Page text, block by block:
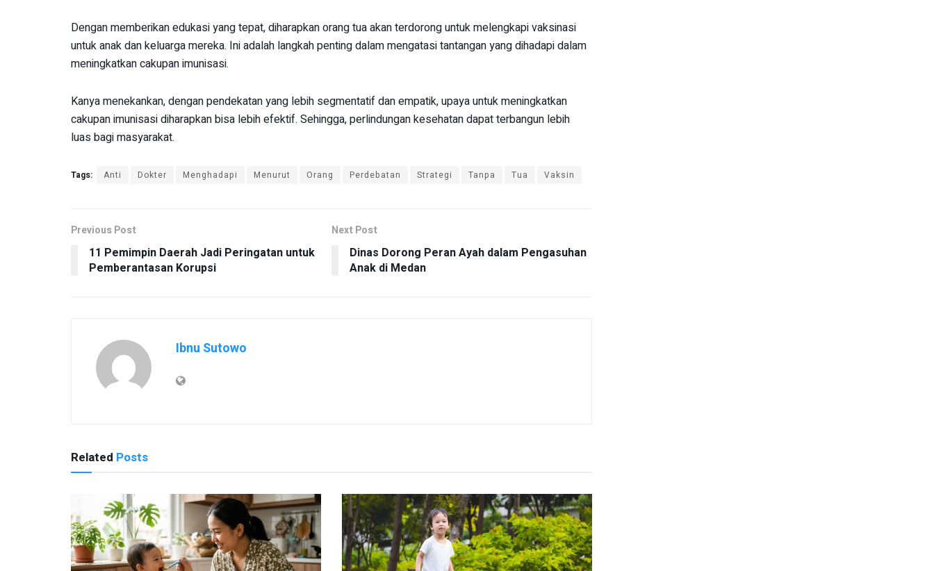
Dengan memberikan edukasi yang tepat, diharapkan orang tua akan terdorong untuk melengkapi vaksinasi
untuk anak dan keluarga mereka. Ini adalah langkah penting dalam mengatasi tantangan yang dihadapi dalam
meningkatkan cakupan imunisasi.
Kanya menekankan, dengan pendekatan yang lebih segmentatif dan empatik, upaya untuk meningkatkan
cakupan imunisasi diharapkan bisa lebih efektif. Sehingga, perlindungan kesehatan dapat terbangun lebih
luas bagi masyarakat.
Tags: Anti Dokter Menghadapi Menurut Orang Perdebatan Strategi Tanpa Tua Vaksin
Previous Post
11 Pemimpin Daerah Jadi Peringatan untuk
Pemberantasan Korupsi
Next Post
Dinas Dorong Peran Ayah dalam Pengasuhan
Anak di Medan
Ibnu Sutowo
Related Posts